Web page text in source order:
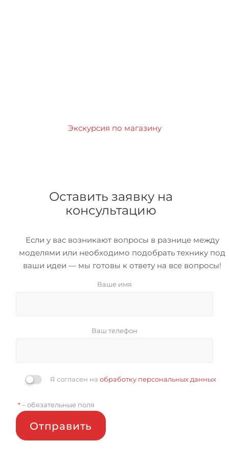
Экскурсия по магазину
Оставить заявку на
консультацию
Если у вас возникают вопросы в разнице между
моделями или необходимо подобрать технику под
ваши идеи — мы готовы к ответу на все вопросы!
Ваше имя
Ваш телефон
Я согласен на обработку персональных данных
Отправить
* – обязательные поля